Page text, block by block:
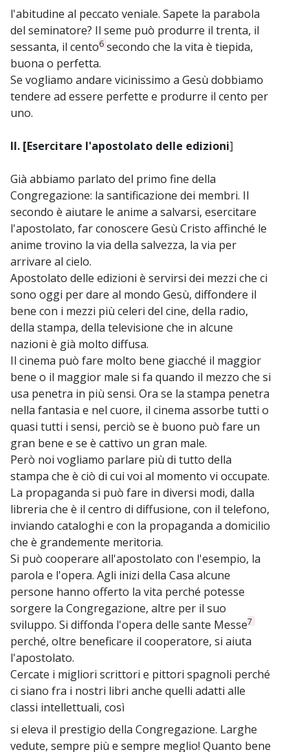
l'abitudine al peccato veniale. Sapete la parabola
del seminatore? Il seme può produrre il trenta, il
sessanta, il cento6 secondo che la vita è tiepida,
buona o perfetta.
Se vogliamo andare vicinissimo a Gesù dobbiamo
tendere ad essere perfette e produrre il cento per
uno.
II. [Esercitare l'apostolato delle edizioni]
Già abbiamo parlato del primo fine della
Congregazione: la santificazione dei membri. Il
secondo è aiutare le anime a salvarsi, esercitare
l'apostolato, far conoscere Gesù Cristo affinché le
anime trovino la via della salvezza, la via per
arrivare al cielo.
Apostolato delle edizioni è servirsi dei mezzi che ci
sono oggi per dare al mondo Gesù, diffondere il
bene con i mezzi più celeri del cine, della radio,
della stampa, della televisione che in alcune
nazioni è già molto diffusa.
Il cinema può fare molto bene giacché il maggior
bene o il maggior male si fa quando il mezzo che si
usa penetra in più sensi. Ora se la stampa penetra
nella fantasia e nel cuore, il cinema assorbe tutti o
quasi tutti i sensi, perciò se è buono può fare un
gran bene e se è cattivo un gran male.
Però noi vogliamo parlare più di tutto della
stampa che è ciò di cui voi al momento vi occupate.
La propaganda si può fare in diversi modi, dalla
libreria che è il centro di diffusione, con il telefono,
inviando cataloghi e con la propaganda a domicilio
che è grandemente meritoria.
Si può cooperare all'apostolato con l'esempio, la
parola e l'opera. Agli inizi della Casa alcune
persone hanno offerto la vita perché potesse
sorgere la Congregazione, altre per il suo
sviluppo. Si diffonda l'opera delle sante Messe7
perché, oltre beneficare il cooperatore, si aiuta
l'apostolato.
Cercate i migliori scrittori e pittori spagnoli perché
ci siano fra i nostri libri anche quelli adatti alle
classi intellettuali, così
si eleva il prestigio della Congregazione. Larghe
vedute, sempre più e sempre meglio! Quanto bene